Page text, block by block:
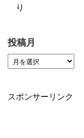
り
投稿月
スポンサーリンク